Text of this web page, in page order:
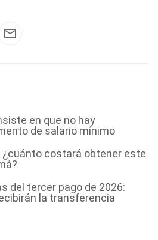
en que no hay
de salario mínimo
¿cuánto costará obtener este
del tercer pago de 2026:
la transferencia